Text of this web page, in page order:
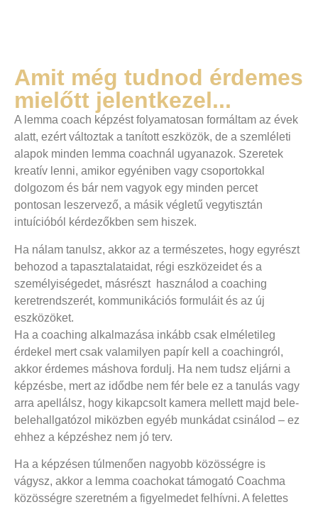
Amit még tudnod érdemes
mielőtt jelentkezel...
A lemma coach képzést folyamatosan formáltam az évek
alatt, ezért változtak a tanított eszközök, de a szemléleti
alapok minden lemma coachnál ugyanazok. Szeretek
kreatív lenni, amikor egyéniben vagy csoportokkal
dolgozom és bár nem vagyok egy minden percet
pontosan leszervező, a másik végletű vegytisztán
intuícióból kérdezőkben sem hiszek.
Ha nálam tanulsz, akkor az a természetes, hogy egyrészt
behozod a tapasztalataidat, régi eszközeidet és a
személyiségedet, másrészt használod a coaching
keretrendszerét, kommunikációs formuláit és az új
eszközöket.
Ha a coaching alkalmazása inkább csak elméletileg
érdekel mert csak valamilyen papír kell a coachingról,
akkor érdemes máshova fordulj. Ha nem tudsz eljárni a
képzésbe, mert az idődbe nem fér bele ez a tanulás vagy
arra apellálsz, hogy kikapcsolt kamera mellett majd bele-
belehallgatózol miközben egyéb munkádat csinálod – ez
ehhez a képzéshez nem jó terv.
Ha a képzésen túlmenően nagyobb közösségre is
vágysz, akkor a lemma coachokat támogató Coachma
közösségre szeretném a figyelmedet felhívni. A felettes